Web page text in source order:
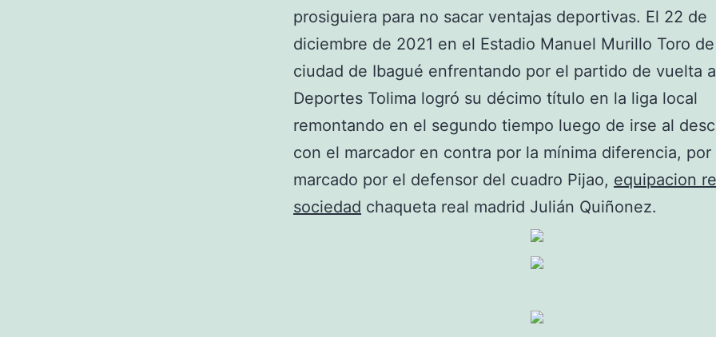
prosiguiera para no sacar ventajas deportivas. El 22 de
diciembre de 2021 en el Estadio Manuel Murillo Toro
ciudad de Ibagué enfrentando por el partido de vuelta
Deportes Tolima logró su décimo título en la liga local
remontando en el segundo tiempo luego de irse al
con el marcador en contra por la mínima diferencia, por
marcado por el defensor del cuadro Pijao, equipacion
sociedad chaqueta real madrid Julián Quiñonez.